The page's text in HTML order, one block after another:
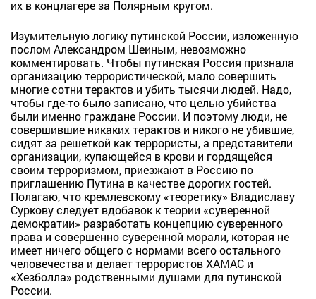
их в концлагере за Полярным кругом.
Изумительную логику путинской России, изложенную
послом Александром Шеиным, невозможно
комментировать. Чтобы путинская Россия признала
организацию террористической, мало совершить
многие сотни терактов и убить тысячи людей. Надо,
чтобы где-то было записано, что целью убийства
были именно граждане России. И поэтому люди, не
совершившие никаких терактов и никого не убившие,
сидят за решеткой как террористы, а представители
организации, купающейся в крови и гордящейся
своим терроризмом, приезжают в Россию по
приглашению Путина в качестве дорогих гостей.
Полагаю, что кремлевскому «теоретику» Владиславу
Суркову следует вдобавок к теории «суверенной
демократии» разработать концепцию суверенного
права и совершенно суверенной морали, которая не
имеет ничего общего с нормами всего остального
человечества и делает террористов ХАМАС и
«Хезболла» родственными душами для путинской
России.